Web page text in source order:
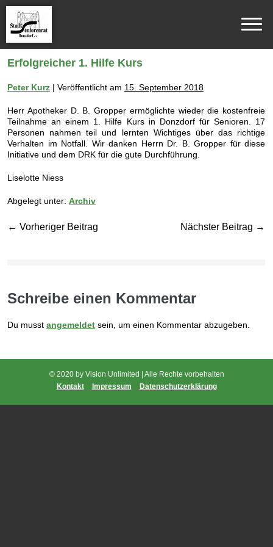
Erfolgreicher 1. Hilfe Kurs
Peter Kurz | Veröffentlicht am 15. September 2018
Herr Apotheker D. B. Gropper ermöglichte wieder die kostenfreie
Teilnahme an einem 1. Hilfe Kurs in Donzdorf für Senioren. 17
Personen nahmen teil und lernten Wichtiges über das richtige
Verhalten im Notfall. Wir danken Herrn Dr. B. Gropper für diese
Initiative und dem DRK für die gute Durchführung.
Liselotte Niess
Abgelegt unter: Archiv
← Vorheriger Beitrag Nächster Beitrag →
Schreibe einen Kommentar
Du musst angemeldet sein, um einen Kommentar abzugeben.
© 2020 by Vision Unlimited | Alle Rechte vorbehalten
Kontakt
Impressum Datenschutzerklärung